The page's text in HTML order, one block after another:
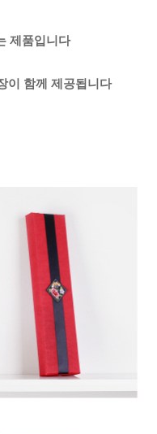
제품입니다
이 함께 제공됩니다